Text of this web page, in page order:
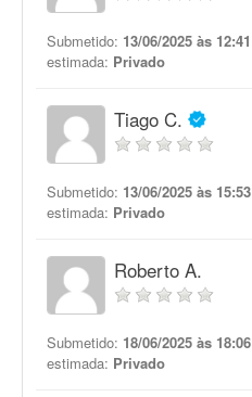
Submetido: 13/06/2025 às 12:41
estimada: Privado
Tiago C.
Submetido: 13/06/2025 às 15:53
estimada: Privado
Roberto A.
Submetido: 18/06/2025 às 18:06
estimada: Privado